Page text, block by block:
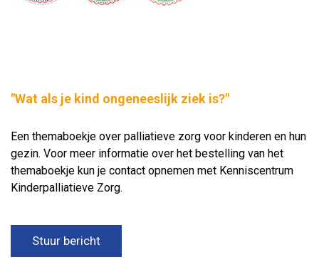
"Wat als je kind ongeneeslijk ziek is?"
Een themaboekje over palliatieve zorg voor kinderen en hun
gezin. Voor meer informatie over het bestelling van het
themaboekje kun je contact opnemen met Kenniscentrum
Kinderpalliatieve Zorg.
Stuur bericht